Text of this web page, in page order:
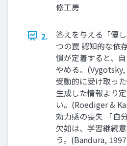
修工房
2.
答えを与える「優
つの罠 認知的な依
慣が定着すると、
やめる。
受動的に受け取っ
生成した情報より
い。(Roediger &
効力感の喪失 「自
欠如は、学習継続
う。(Bandura,